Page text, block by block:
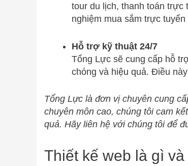
tour du lịch, thanh toán trực
nghiệm mua sắm trực
Hỗ trợ kỹ thuật 24/7
Tổng Lực sẽ cung cấp hỗ
chóng và hiệu quả. Điều
Tổng Lực là đơn vị chuyên cung
chuyên môn cao, chúng tôi cam
quả. Hãy liên hệ với chúng tôi để
Thiết kế web là gì